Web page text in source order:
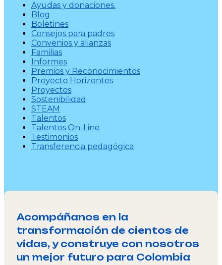
Ayudas y donaciones.
Blog
Boletines
Consejos para padres
Convenios y alianzas
Familias
Informes
Premios y Reconocimientos
Proyecto Horizontes
Proyectos
Sostenibilidad
STEAM
Talentos
Talentos On-Line
Testimonios
Transferencia pedagógica
Acompáñanos en la
transformación de cientos de
vidas, y construye con nosotros
un mejor futuro para Colombia